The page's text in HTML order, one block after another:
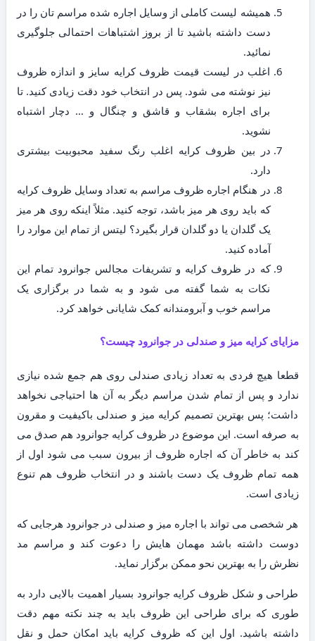
همیشه لیست کاملی از وسایل اجاره شده مراسم تان را در
دست داشته باشید تا از بروز اشتباهات احتمالی جلوگیری
نمائید.
اغلب در لیست قیمت ظروف کرایه سایز و اندازه ظروف
نیز نوشته می شود. پس در انتخاب خود دقت زیادی کنید. تا
برای اجاره بشقاب و قاشق و چنگال و … دچار اشتباه
نشوید.
در بین ظروف کرایه اغلب رنگ سفید محبوبیت بیشتری
دارد.
در هنگام اجاره ظروف مراسم به تعداد وسایل ظروف کرایه
که باید روی هر میز باشد، توجه کنید. مثلاً اینکه روی هر میز
یک گلدان یا دو گلدان قرار بگیرد؟ لیتس از تمام این موارد را
آماده کنید.
که در ظروف کرایه و تشریفات مجالس جوانرود تمام این
نکات به شما گفته می شود و به شما در برگزاری یک
مراسم خوب و آبرومندانه کمک شایانی خواهد کرد.
مزایای کرایه میز و صندلی در جوانرود چیست؟
قطعا هیچ فردی به تعداد زیادی صندلی روی هم جمع شده نیازی
ندارد و پس از تمام شدن مراسم دیگر به آن ها احتیاجی نخواهد
داشت؛ پس بهترین تصمیم کرایه میز و صندلی باکیفیت و مقرون
به صرفه است. این موضوع در ظروف کرایه جوانرود هم صدق می
کند به خاطر آن که اجاره ظروف از بیرون سبب می شود اول از
همه تمام ظروف یک دست باشند و در انتخاب ظروف هم تنوع
زیادی است.
هر شخصی می تواند با اجاره میز و صندلی در جوانرود هرجایی که
دوست داشته باشد مهمان هایش را دعوت کند و مراسم مد
نظرش را به بهترین نحو ممکن برگزار نماید.
طراحی و شکل ظروف کرایه جوانرود بسیار اهمیت بالایی دارد به
طوری که برای طراحی این ظروف باید به چند نکته مهم دقت
داشته باشید. اول این که ظروف کرایه باید امکان حمل و نقل